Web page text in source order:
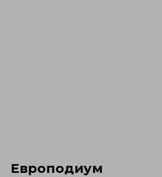
Европодиум